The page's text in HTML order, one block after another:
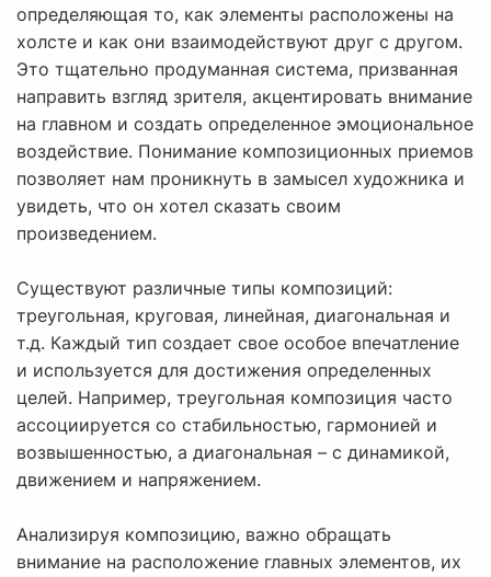
определяющая то, как элементы расположены на
холсте и как они взаимодействуют друг с другом.
Это тщательно продуманная система, призванная
направить взгляд зрителя, акцентировать внимание
на главном и создать определенное эмоциональное
воздействие. Понимание композиционных приемов
позволяет нам проникнуть в замысел художника и
увидеть, что он хотел сказать своим
произведением.
Существуют различные типы композиций:
треугольная, круговая, линейная, диагональная и
т.д. Каждый тип создает свое особое впечатление
и используется для достижения определенных
целей. Например, треугольная композиция часто
ассоциируется со стабильностью, гармонией и
возвышенностью, а диагональная – с динамикой,
движением и напряжением.
Анализируя композицию, важно обращать
внимание на расположение главных элементов, их